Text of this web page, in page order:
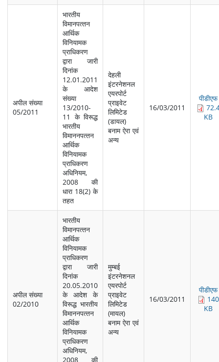
अपील संख्‍या
05/2011
भारतीय
विमानपत्‍तन
आर्थिक
विनियामक
प्राधिकरण
द्वारा जारी
दिनांक
12.01.2011
के आदेश
संख्‍या
13/2010-
11 के विरूद्ध
भारतीय
विमाननपत्‍तन
आर्थिक
विनियामक
प्राधिकरण
अधिनियम,
2008 की
धारा 18(2) के
तहत
देहली
इंटरनेशनल
एयरपोर्ट
प्राइवेट
लि‍मिटेड
(डायल)
बनाम ऐरा एवं
अन्‍य
16/03/2011
पीडीएफ
KB
अपील संख्‍या
02/2010
भारतीय
विमानपत्‍तन
आर्थिक
विनियामक
प्राधिकरण
द्वारा जारी
दिनांक
20.05.2010
के आदेश के
विरूद्ध भारतीय
विमाननपत्‍तन
आर्थिक
विनियामक
प्राधिकरण
अधिनियम,
2008 की
मुम्‍बई
इंटरनेशनल
एयरपोर्ट
प्राइवेट
लिमिटेड
(मायल)
बनाम ऐरा एवं
अन्‍य
16/03/2011
पीडीएफ
140
KB